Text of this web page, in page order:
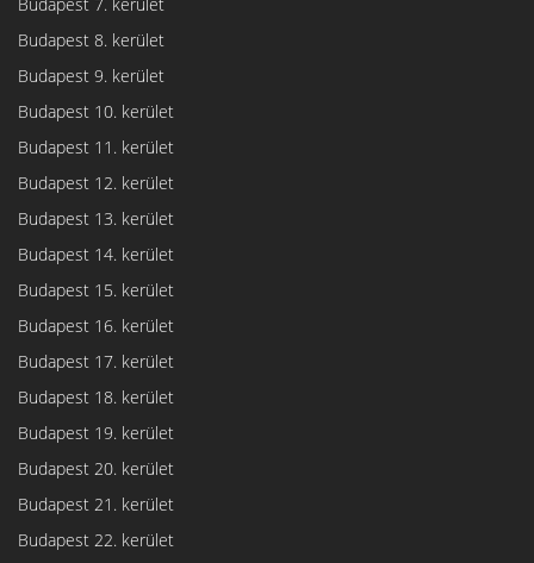
Budapest 7. kerület
Budapest 8. kerület
Budapest 9. kerület
Budapest 10. kerület
Budapest 11. kerület
Budapest 12. kerület
Budapest 13. kerület
Budapest 14. kerület
Budapest 15. kerület
Budapest 16. kerület
Budapest 17. kerület
Budapest 18. kerület
Budapest 19. kerület
Budapest 20. kerület
Budapest 21. kerület
Budapest 22. kerület